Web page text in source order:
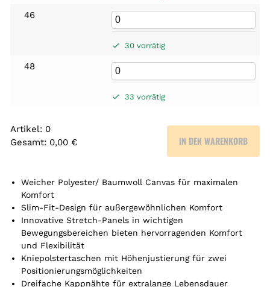
46
30 vorrätig
48
33 vorrätig
Artikel: 0
Gesamt: 0,00 €
r
i
k
.
IN DEN WARENKORB
Weicher Polyester/ Baumwoll Canvas für maximalen
Komfort
Slim-Fit-Design für außergewöhnlichen Komfort
Innovative Stretch-Panels in wichtigen
Bewegungsbereichen bieten hervorragenden Komfort
und Flexibilität
Kniepolstertaschen mit Höhenjustierung für zwei
Positionierungsmöglichkeiten
Dreifache Kappnähte für extralange Lebensdauer